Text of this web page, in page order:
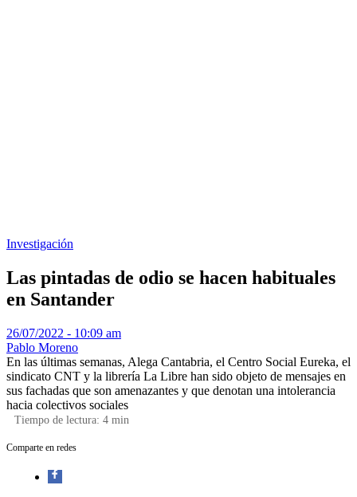
Investigación
Las pintadas de odio se hacen habituales
en Santander
26/07/2022 - 10:09 am
Pablo Moreno
En las últimas semanas, Alega Cantabria, el Centro Social Eureka, el
sindicato CNT y la librería La Libre han sido objeto de mensajes en
sus fachadas que son amenazantes y que denotan una intolerancia
hacia colectivos sociales
Tiempo de lectura: 4 min
Comparte en redes